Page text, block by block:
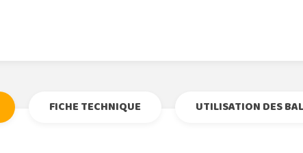
FICHE TECHNIQUE UTILISATION DES